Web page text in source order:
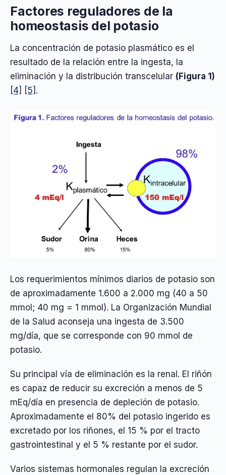
Factores reguladores de la
homeostasis del potasio
La concentración de potasio plasmático es el
resultado de la relación entre la ingesta, la
eliminación y la distribución transcelular (Figura 1)
[4] [5] .
Los requerimientos mínimos diarios de potasio son
de aproximadamente 1.600 a 2.000 mg (40 a 50
mmol; 40 mg = 1 mmol). La Organización Mundial
de la Salud aconseja una ingesta de 3.500
mg/día, que se corresponde con 90 mmol de
potasio.
Su principal vía de eliminación es la renal. El riñón
es capaz de reducir su excreción a menos de 5
mEq/día en presencia de depleción de potasio.
Aproximadamente el 80% del potasio ingerido es
excretado por los riñones, el 15 % por el tracto
gastrointestinal y el 5 % restante por el sudor.
Varios sistemas hormonales regulan la excreción